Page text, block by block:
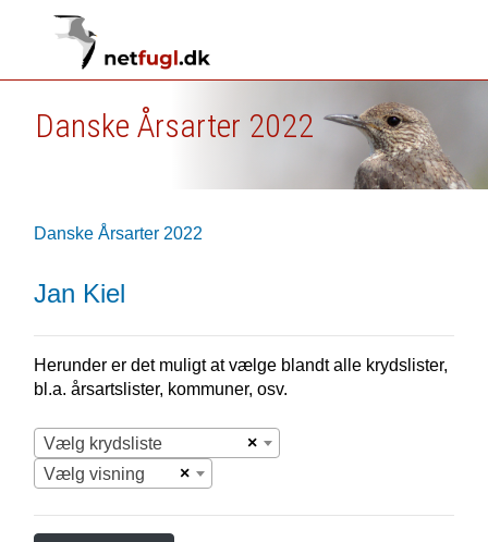
Danske Årsarter 2022
Danske Årsarter 2022
Jan Kiel
Herunder er det muligt at vælge blandt alle krydslister,
bl.a. årsartslister, kommuner, osv.
×
Vælg krydsliste
×
Vælg visning